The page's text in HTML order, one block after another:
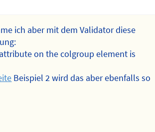
ich aber mit dem Validator diese
on the colgroup element is
Beispiel 2 wird das aber ebenfalls so